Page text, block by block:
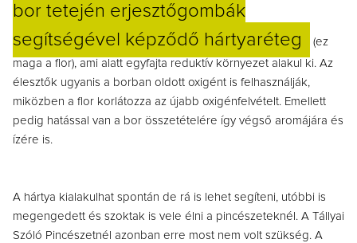
bor tetején erjesztőgombák
segítségével képződő hártyaréteg
(ez
maga a flor), ami alatt egyfajta reduktív környezet alakul ki. Az
élesztők ugyanis a borban oldott oxigént is felhasználják,
miközben a flor korlátozza az újabb oxigénfelvételt. Emellett
pedig hatással van a bor összetételére így végső aromájára és
ízére is.
A hártya kialakulhat spontán de rá is lehet segíteni, utóbbi is
megengedett és szoktak is vele élni a pincészeteknél. A Tállyai
Szóló Pincészetnél azonban erre most nem volt szükség. A